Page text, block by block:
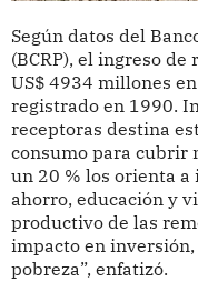
Según datos del
(BCRP), el ingreso
US$ 4934 millones
registrado en 1990.
receptoras destina
consumo para cubrir
un 20 % los orienta a
ahorro, educación y
productivo de las
impacto en
pobreza”, enfatizó.